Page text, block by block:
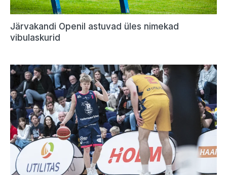
Järvakandi Openil astuvad üles nimekad
vibulaskurid